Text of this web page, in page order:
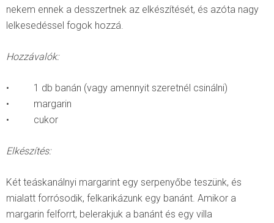
nekem ennek a desszertnek az elkészítését, és azóta nagy
lelkesedéssel fogok hozzá.
Hozzávalók:
• 1 db banán (vagy amennyit szeretnél csinálni)
• margarin
• cukor
Elkészítés:
Két teáskanálnyi margarint egy serpenyőbe teszünk, és
mialatt forrósodik, felkarikázunk egy banánt. Amikor a
margarin felforrt, belerakjuk a banánt és egy villa